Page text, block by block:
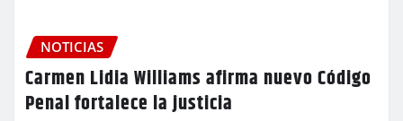
NOTICIAS
Carmen Lidia Williams afirma nuevo Código
Penal fortalece la justicia